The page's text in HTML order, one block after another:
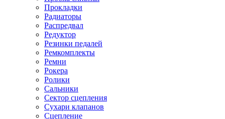
Прокладки
Радиаторы
Распредвал
Редуктор
Резинки педалей
Ремкомплекты
Ремни
Рокера
Ролики
Сальники
Сектор сцепления
Сухари клапанов
Сцепление